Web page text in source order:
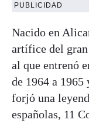
PUBLICIDAD
Nacido en
artífice del
al que entrenó
de 1964 a 1965
forjó una
españolas, 11